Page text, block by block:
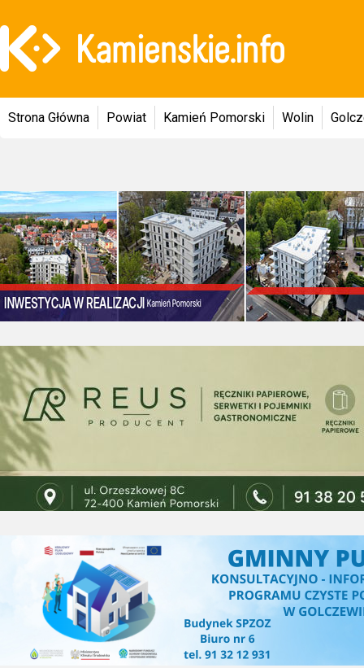
Strona Główna Powiat Kamień Pomorski Wolin